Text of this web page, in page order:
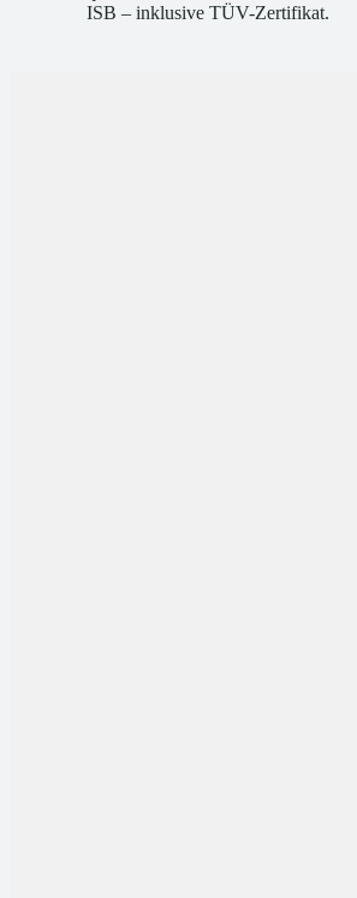
ISB – inklusive TÜV-Zertifikat.